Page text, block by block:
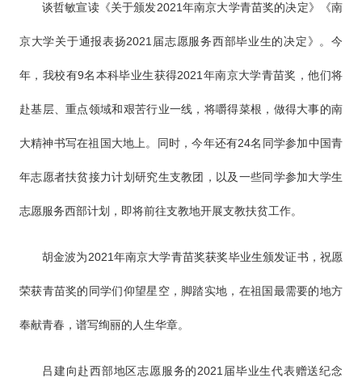
谈哲敏宣读《关于颁发2021年南京大学青苗奖的决定》《南
京大学关于通报表扬2021届志愿服务西部毕业生的决定》。今
年，我校有9名本科毕业生获得2021年南京大学青苗奖，他们将
赴基层、重点领域和艰苦行业一线，将嚼得菜根，做得大事的南
大精神书写在祖国大地上。同时，今年还有24名同学参加中国青
年志愿者扶贫接力计划研究生支教团，以及一些同学参加大学生
志愿服务西部计划，即将前往支教地开展支教扶贫工作。
胡金波为2021年南京大学青苗奖获奖毕业生颁发证书，祝愿
荣获青苗奖的同学们仰望星空，脚踏实地，在祖国最需要的地方
奉献青春，谱写绚丽的人生华章。
吕建向赴西部地区志愿服务的2021届毕业生代表赠送纪念